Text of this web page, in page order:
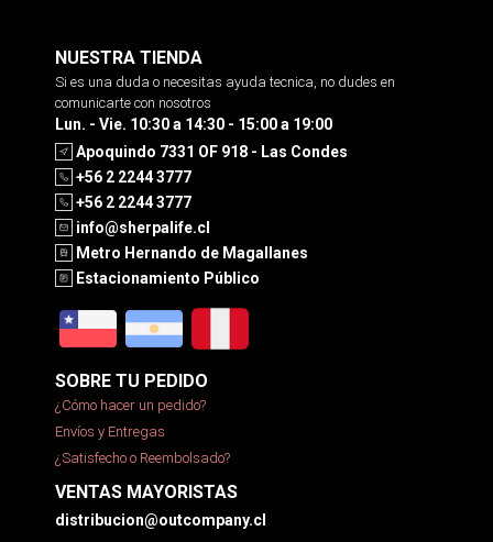
NUESTRA TIENDA
Si es una duda o necesitas ayuda tecnica, no dudes en
comunicarte con nosotros
Lun. - Vie. 10:30 a 14:30 - 15:00 a 19:00
Apoquindo 7331 OF 918 - Las Condes
+56 2 2244 3777
+56 2 2244 3777
info@sherpalife.cl
Metro Hernando de Magallanes
Estacionamiento Público
SOBRE TU PEDIDO
¿Cómo hacer un pedido?
Envíos y Entregas
¿Satisfecho o Reembolsado?
VENTAS MAYORISTAS
distribucion@outcompany.cl